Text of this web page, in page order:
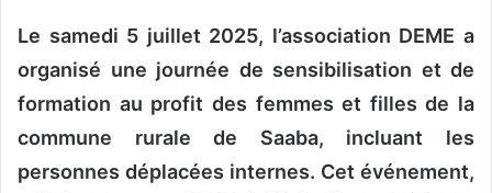
Le samedi 5 juillet 2025, l’association DEME a
organisé une journée de sensibilisation et de
formation au profit des femmes et filles de la
commune rurale de Saaba, incluant les
personnes déplacées internes. Cet événement,